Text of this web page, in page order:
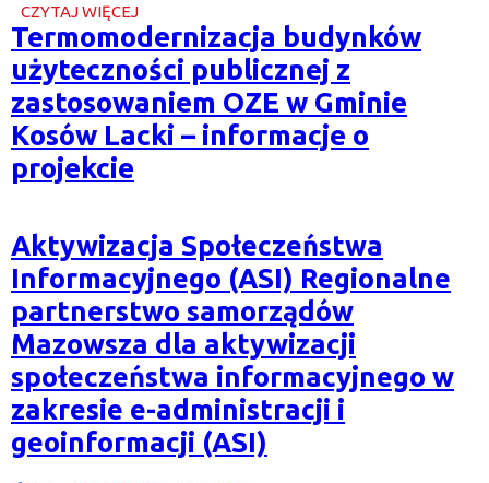
CZYTAJ WIĘCEJ
O
TERMOMODERNIZACJA
BUDYNKÓW
UŻYTECZNOŚCI
PUBLICZNEJ
Z
ZASTOSOWANIEM
OZE
W
GMINIE
–
INFORMACJE
O
PROJEKCIE
Termomodernizacja budynków
użyteczności publicznej z
zastosowaniem OZE w Gminie
Kosów Lacki – informacje o
projekcie
Aktywizacja Społeczeństwa
Informacyjnego (ASI) Regionalne
partnerstwo samorządów
Mazowsza dla aktywizacji
społeczeństwa informacyjnego w
zakresie e-administracji i
geoinformacji (ASI)